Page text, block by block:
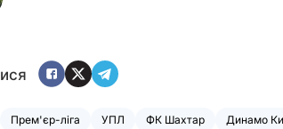
Прем'єр-ліга УПЛ ФК Шахтар Динамо